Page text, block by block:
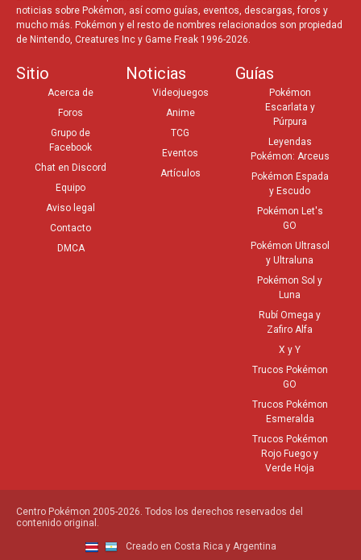
noticias sobre Pokémon, así como guías, eventos, descargas, foros y
mucho más. Pokémon y el resto de nombres relacionados son propiedad
de Nintendo, Creatures Inc y Game Freak 1996-2026.
Sitio
Acerca de
Foros
Grupo de
Facebook
Chat en Discord
Equipo
Aviso legal
Contacto
DMCA
Noticias
Videojuegos
Anime
TCG
Eventos
Artículos
Guías
Pokémon
Escarlata y
Púrpura
Leyendas
Pokémon: Arceus
Pokémon Espada
y Escudo
Pokémon Let's
GO
Pokémon Ultrasol
y Ultraluna
Pokémon Sol y
Luna
Rubí Omega y
Zafiro Alfa
X y Y
Trucos Pokémon
GO
Trucos Pokémon
Esmeralda
Trucos Pokémon
Rojo Fuego y
Verde Hoja
Centro Pokémon 2005-2026. Todos los derechos reservados del
contenido original.
Creado en Costa Rica y Argentina